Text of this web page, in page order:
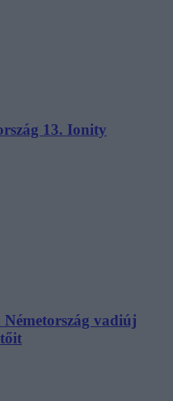
13. Ionity
vadiúj